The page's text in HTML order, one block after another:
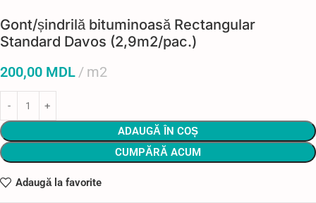
Gont/șindrilă bituminoasă Rectangular
Standard Davos (2,9m2/pac.)
200,00 MDL m2
ADAUGĂ ÎN COȘ
CUMPĂRĂ ACUM
Adaugă la favorite